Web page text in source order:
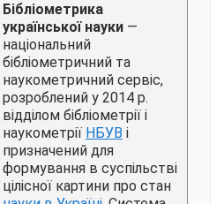
Бібліометрика
української науки —
національний
бібліометричний та
наукометричний сервіс,
розроблений у 2014 р.
відділом бібліометрії і
наукометрії НБУВ і
призначений для
формування в суспільстві
цілісної картини про стан